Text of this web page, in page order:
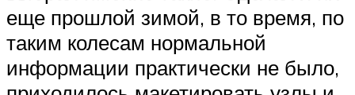
еще прошлой зимой, в то время, по
таким колесам нормальной
информации практически не было,